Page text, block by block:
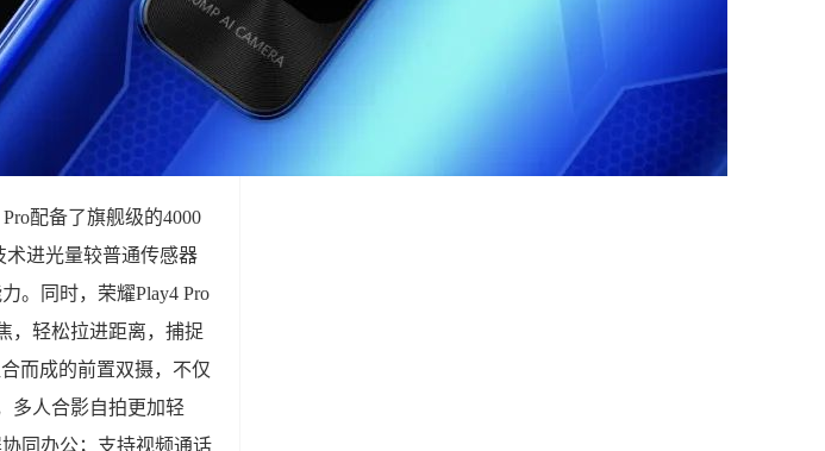
配备了旗舰级的4000
术进光量较普通传感器
。同时，荣耀Play4 Pro
，轻松拉进距离，捕捉
而成的前置双摄，不仅
多人合影自拍更加轻
同办公；支持视频通话